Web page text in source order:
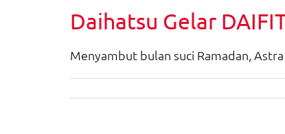
Daihatsu Gelar
Menyambut bulan suci Ramadan,